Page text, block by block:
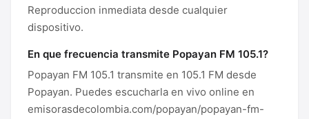
Reproduccion inmediata desde cualquier
dispositivo.
En que frecuencia transmite Popayan FM 105.1?
Popayan FM 105.1 transmite en 105.1 FM desde
Popayan. Puedes escucharla en vivo online en
emisorasdecolombia.com/popayan/popayan-fm-